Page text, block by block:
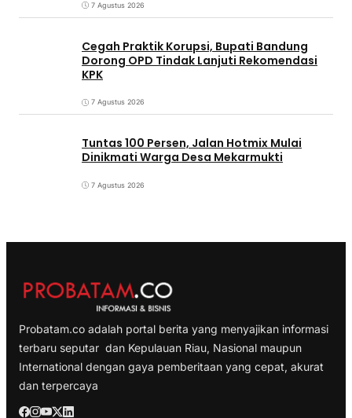
7 Agustus 2026
Cegah Praktik Korupsi, Bupati Bandung
Dorong OPD Tindak Lanjuti Rekomendasi
KPK
7 Agustus 2026
Tuntas 100 Persen, Jalan Hotmix Mulai
Dinikmati Warga Desa Mekarmukti
7 Agustus 2026
Probatam.co adalah portal berita yang menyajikan informasi
terbaru seputar dan Kepulauan Riau, Nasional maupun
International dengan gaya pemberitaan yang cepat, akurat
dan terpercaya